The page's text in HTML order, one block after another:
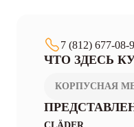
7 (812) 677-08-
ЧТО ЗДЕСЬ
КОРПУСНАЯ